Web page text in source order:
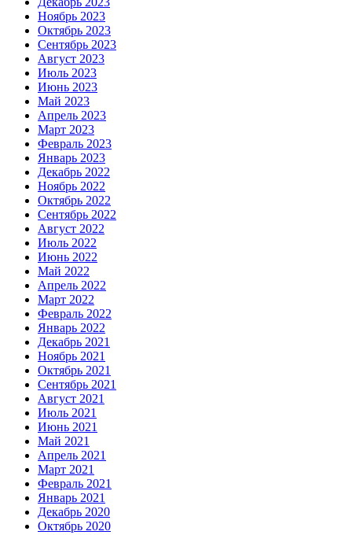
Ноябрь 2023
Октябрь 2023
Сентябрь 2023
Август 2023
Июль 2023
Июнь 2023
Май 2023
Апрель 2023
Март 2023
Февраль 2023
Январь 2023
Декабрь 2022
Ноябрь 2022
Октябрь 2022
Сентябрь 2022
Август 2022
Июль 2022
Июнь 2022
Май 2022
Апрель 2022
Март 2022
Февраль 2022
Январь 2022
Декабрь 2021
Ноябрь 2021
Октябрь 2021
Сентябрь 2021
Август 2021
Июль 2021
Июнь 2021
Май 2021
Апрель 2021
Март 2021
Февраль 2021
Январь 2021
Декабрь 2020
Октябрь 2020